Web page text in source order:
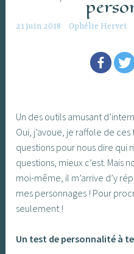
21 juin 2018 Ophélie Hervet
Un des outils amusant
Oui, j’avoue, je raffole de
questions pour nous dire qui
questions, mieux c’est. Mais
moi-même, il m’arrive d’y
mes personnages ! Pour
seulement !
Un test de personnalité à